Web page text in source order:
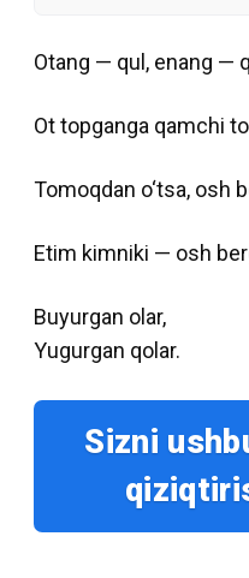
Otang — qul, enang —
Ot topganga qamchi
Tomoqdan o‘tsa, osh
Etim kimniki — osh
Buyurgan olar,
Yugurgan qolar.
Sizni